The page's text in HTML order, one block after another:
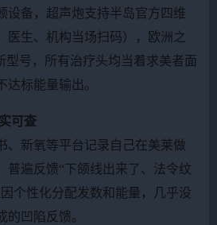
设备，超声炮支持半岛官方四维
医生、机构当场扫码），欧洲之
型号，所有治疗头均当着求美者面
达标能量输出。
可查
、新氧等平台记录自己在美莱做
普遍反馈“下颌线出来了、法令纹
个性化分配发数和能量，几乎没
的凹陷反馈。